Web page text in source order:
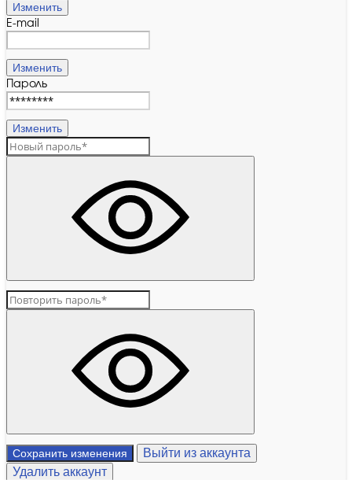
Изменить
E-mail
Изменить
Пароль
Изменить
Сохранить изменения
Выйти из аккаунта
Удалить аккаунт